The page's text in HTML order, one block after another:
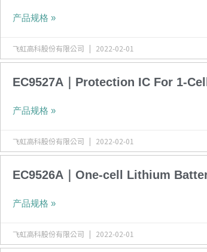
产品规格 »
飞虹高科股份有限公司 2022-02-01
EC9527A｜Protection IC For 1-
产品规格 »
飞虹高科股份有限公司 2022-02-01
EC9526A｜One-cell Lithium
产品规格 »
飞虹高科股份有限公司 2022-02-01